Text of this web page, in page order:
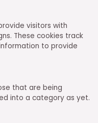
visitors with
These cookies track
to provide
that are being
into a category as yet.